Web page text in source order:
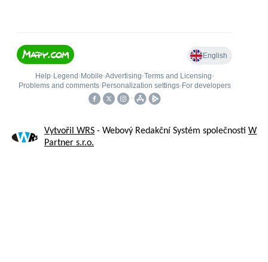
Vytvořil WRS - Webový Redakční Systém společnosti W
Partner s.r.o.